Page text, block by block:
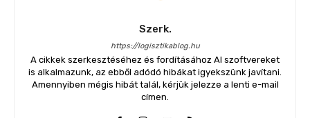
Szerk.
https://logisztikablog.hu
A cikkek szerkesztéséhez és fordításához AI szoftvereket
is alkalmazunk, az ebből adódó hibákat igyekszünk javítani.
Amennyiben mégis hibát talál, kérjük jelezze a lenti e-mail
címen.